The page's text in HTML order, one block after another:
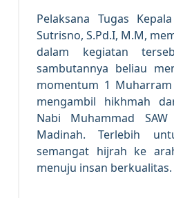
Pelaksana Tugas
Sutrisno, S.Pd.I, M.M,
dalam kegiatan
sambutannya beliau
momentum 1
mengambil hikhmah
Nabi Muhammad
Madinah. Terlebih
semangat hijrah ke
menuju insan berkualitas.